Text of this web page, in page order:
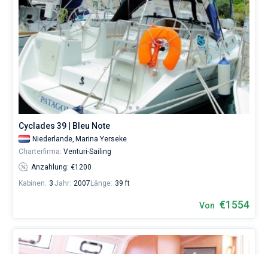
Cyclades 39 | Bleu Note
Niederlande, Marina Yerseke
Charterfirma: Venturi-Sailing
Anzahlung: €1200
Kabinen: 3 Jahr: 2007 Länge: 39 ft
Von €1554